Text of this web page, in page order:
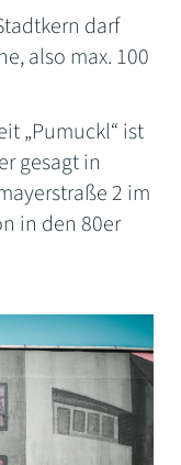
darf
also max. 100
„Pumuckl“ ist
gesagt in
2 im
in den 80er